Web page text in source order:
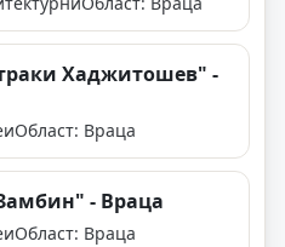
Хаджитошев" -
Област: Враца
- Враца
Област: Враца